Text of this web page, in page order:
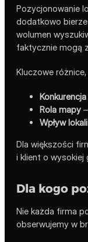
Pozycjonowanie
dodatkowo bierze
wolumen
faktycznie mogą
Kluczowe
Konkurencja
Rola mapy
Wpływ
Dla większości
i klient o wysokiej
Dla kogo
Nie każda firma
obserwujemy w